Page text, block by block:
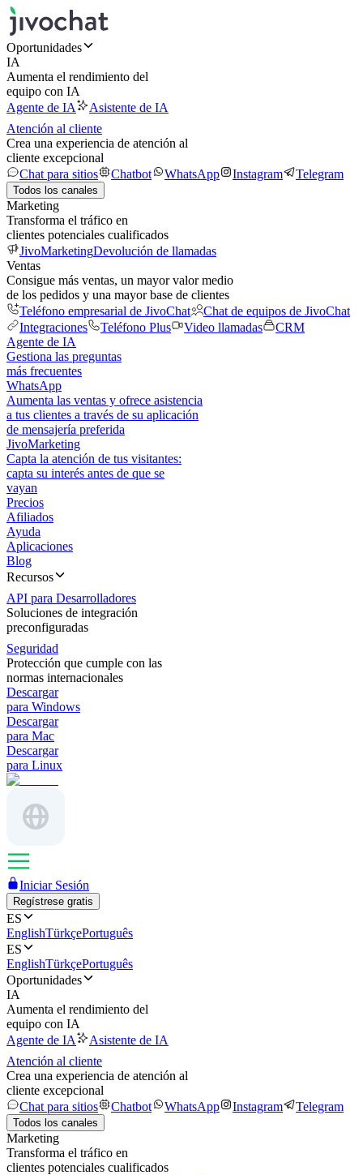
Oportunidades
IA
Aumenta el rendimiento del
equipo con IA
Agente de IA
Asistente de IA
Atención al cliente
Crea una experiencia de atención al
cliente excepcional
Chat para sitios
Chatbot WhatsApp Instagram Telegram
Todos los canales
Marketing
Transforma el tráfico en
clientes potenciales cualificados
JivoMarketingDevolución de llamadas
Ventas
Consigue más ventas, un mayor valor medio
de los pedidos y una mayor base de clientes
Teléfono empresarial de JivoChat
Chat de equipos de JivoChat
Integraciones
Teléfono Plus Video llamadas
CRM
Agente de IA
Gestiona las preguntas
más frecuentes
WhatsApp
Aumenta las ventas y ofrece asistencia
a tus clientes a través de su aplicación
de mensajería preferida
JivoMarketing
Capta la atención de tus visitantes:
capta su interés antes de que se
vayan
Precios
Afiliados
Ayuda
Aplicaciones
Blog
Recursos
API para Desarrolladores
Soluciones de integración
preconfiguradas
Seguridad
Protección que cumple con las
normas internacionales
Descargar
para Windows
Descargar
para Mac
Descargar
para Linux
Iniciar Sesión
Regístrese gratis
ES
EnglishTürkçePortuguês
ES
EnglishTürkçePortuguês
Oportunidades
IA
Aumenta el rendimiento del
equipo con IA
Agente de IA
Asistente de IA
Atención al cliente
Crea una experiencia de atención al
cliente excepcional
Chat para sitios
Chatbot WhatsApp Instagram Telegram
Todos los canales
Marketing
Transforma el tráfico en
clientes potenciales cualificados